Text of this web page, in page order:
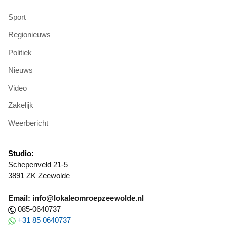
Sport
Regionieuws
Politiek
Nieuws
Video
Zakelijk
Weerbericht
Studio:
Schepenveld 21-5
3891 ZK Zeewolde
Email: info@lokaleomroepzeewolde.nl
085-0640737
+31 85 0640737